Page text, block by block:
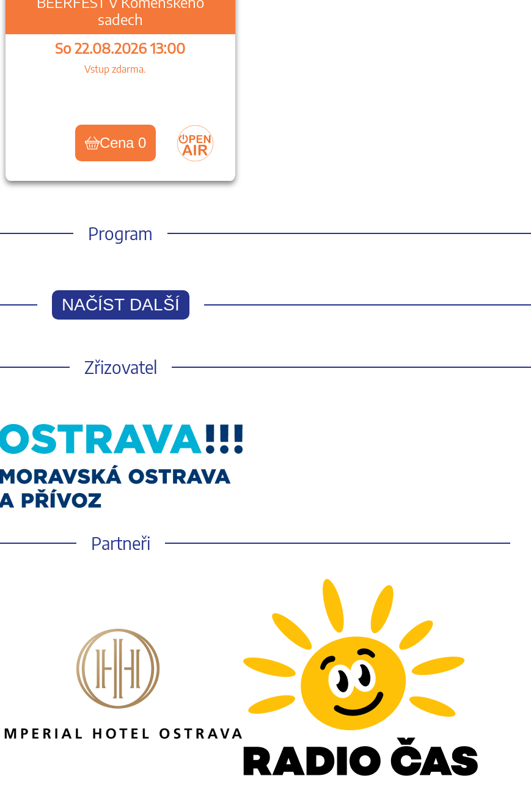
sadech
So 22.08.2026 13:00
Vstup zdarma.
Cena 0
Program
NAČÍST DALŠÍ
Zřizovatel
Partneři